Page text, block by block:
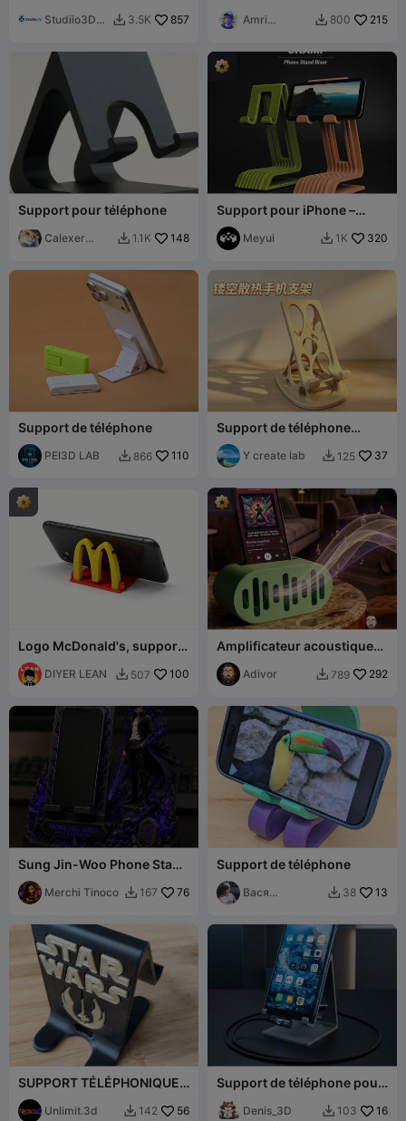
Studiio3D
 3.5K 857
– Compagnon de bureau
Amri
 800 215
Support pour téléphone
Calexer
 1.1K 148
Support pour iPhone –
Socle Onami
Meyui  1K 320
Support de téléphone
PEI3D LAB  866 110
Support de téléphone
ajouré biomimétique pour
dissipation thermique
Y create lab  125 37
Logo McDonald's, support
de téléphone pliable en
forme de M
DIYER LEAN  507 100
Amplificateur acoustique
passif et support de
téléphone V26
Adivor  789 292
Sung Jin-Woo Phone Stand
– Solo Leveling Edition
Merchi Tinoco  167 76
Support de téléphone
Вася
 38 13
SUPPORT TÉLÉPHONIQUE
STAR WARS
Unlimit.3d  142 56
Support de téléphone pour
Denis_3D  103 16